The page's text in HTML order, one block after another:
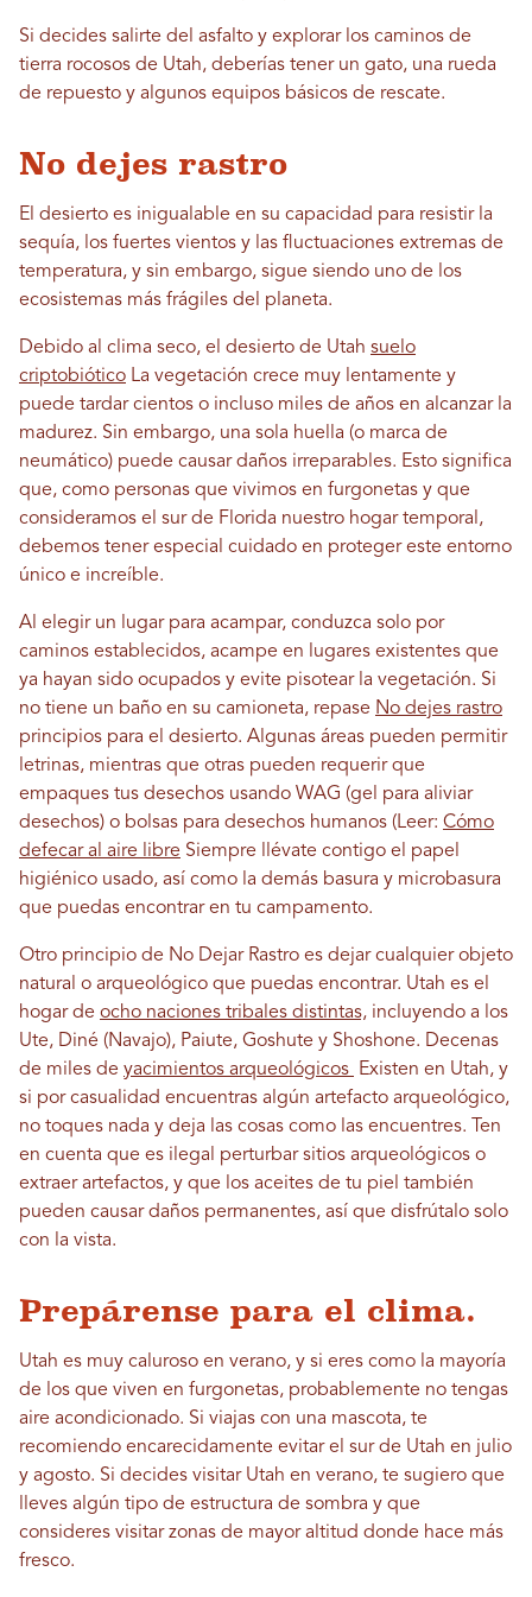
Si decides salirte del asfalto y explorar los caminos de
tierra rocosos de Utah, deberías tener un gato, una rueda
de repuesto y algunos equipos básicos de rescate.
No dejes rastro
El desierto es inigualable en su capacidad para resistir la
sequía, los fuertes vientos y las fluctuaciones extremas de
temperatura, y sin embargo, sigue siendo uno de los
ecosistemas más frágiles del planeta.
Debido al clima seco, el desierto de Utah suelo
criptobiótico La vegetación crece muy lentamente y
puede tardar cientos o incluso miles de años en alcanzar la
madurez. Sin embargo, una sola huella (o marca de
neumático) puede causar daños irreparables. Esto significa
que, como personas que vivimos en furgonetas y que
consideramos el sur de Florida nuestro hogar temporal,
debemos tener especial cuidado en proteger este entorno
único e increíble.
Al elegir un lugar para acampar, conduzca solo por
caminos establecidos, acampe en lugares existentes que
ya hayan sido ocupados y evite pisotear la vegetación. Si
no tiene un baño en su camioneta, repase No dejes rastro
principios para el desierto. Algunas áreas pueden permitir
letrinas, mientras que otras pueden requerir que
empaques tus desechos usando WAG (gel para aliviar
desechos) o bolsas para desechos humanos (Leer: Cómo
defecar al aire libre Siempre llévate contigo el papel
higiénico usado, así como la demás basura y microbasura
que puedas encontrar en tu campamento.
Otro principio de No Dejar Rastro es dejar cualquier objeto
natural o arqueológico que puedas encontrar. Utah es el
hogar de ocho naciones tribales distintas, incluyendo a los
Ute, Diné (Navajo), Paiute, Goshute y Shoshone. Decenas
de miles de yacimientos arqueológicos
Existen en Utah, y
si por casualidad encuentras algún artefacto arqueológico,
no toques nada y deja las cosas como las encuentres. Ten
en cuenta que es ilegal perturbar sitios arqueológicos o
extraer artefactos, y que los aceites de tu piel también
pueden causar daños permanentes, así que disfrútalo solo
con la vista.
Prepárense para el clima.
Utah es muy caluroso en verano, y si eres como la mayoría
de los que viven en furgonetas, probablemente no tengas
aire acondicionado. Si viajas con una mascota, te
recomiendo encarecidamente evitar el sur de Utah en julio
y agosto. Si decides visitar Utah en verano, te sugiero que
lleves algún tipo de estructura de sombra y que
consideres visitar zonas de mayor altitud donde hace más
fresco.